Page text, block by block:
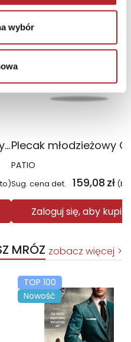
wybór
Biel. Kolory zła. Tom 3 wyd. 2025
PATIO
Sug. cena det. 159,08 zł
Zaloguj się, aby kupić
MRÓZ zobacz więcej
TOP 100
Nowość